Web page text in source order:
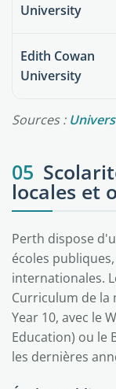
University
Edith Cowan
University
Sources :
05
locales et
Perth dispose
écoles
internationales.
Curriculum de la
Year 10, avec le
Education) ou le
les dernières